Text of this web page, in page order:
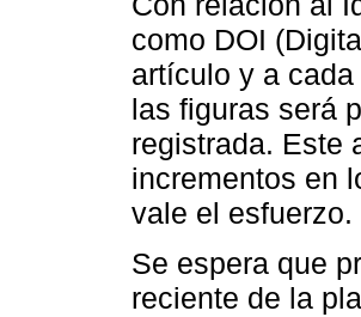
como DOI
artículo y a
las figuras será
registrada. Este
incrementos en
vale el esfuerzo.
Se espera que
reciente de la